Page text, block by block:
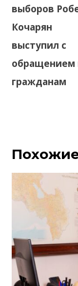
выборов
Кочарян
выступил с
обращением
гражданам